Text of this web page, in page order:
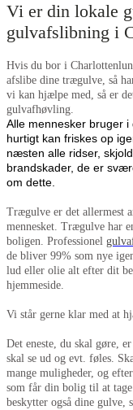
Vi er din lokale
gulvafslibning i
Hvis du bor i
afslibe dine trægulve, så
vi kan hjælpe med, så er
gulvafhøvling.
Alle mennesker bruger
hurtigt kan friskes op
næsten alle ridser,
brandskader, de er
om dette.
Trægulve er det allermest
mennesket. Trægulve har
boligen. Professionel
de bliver 99% som nye
lud eller olie alt efter dit
hjemmeside.
Vi står gerne klar med at
Det eneste, du skal gøre,
skal se ud og evt. føles.
mange muligheder, og
som får din bolig til at
beskytter også dine gulve,